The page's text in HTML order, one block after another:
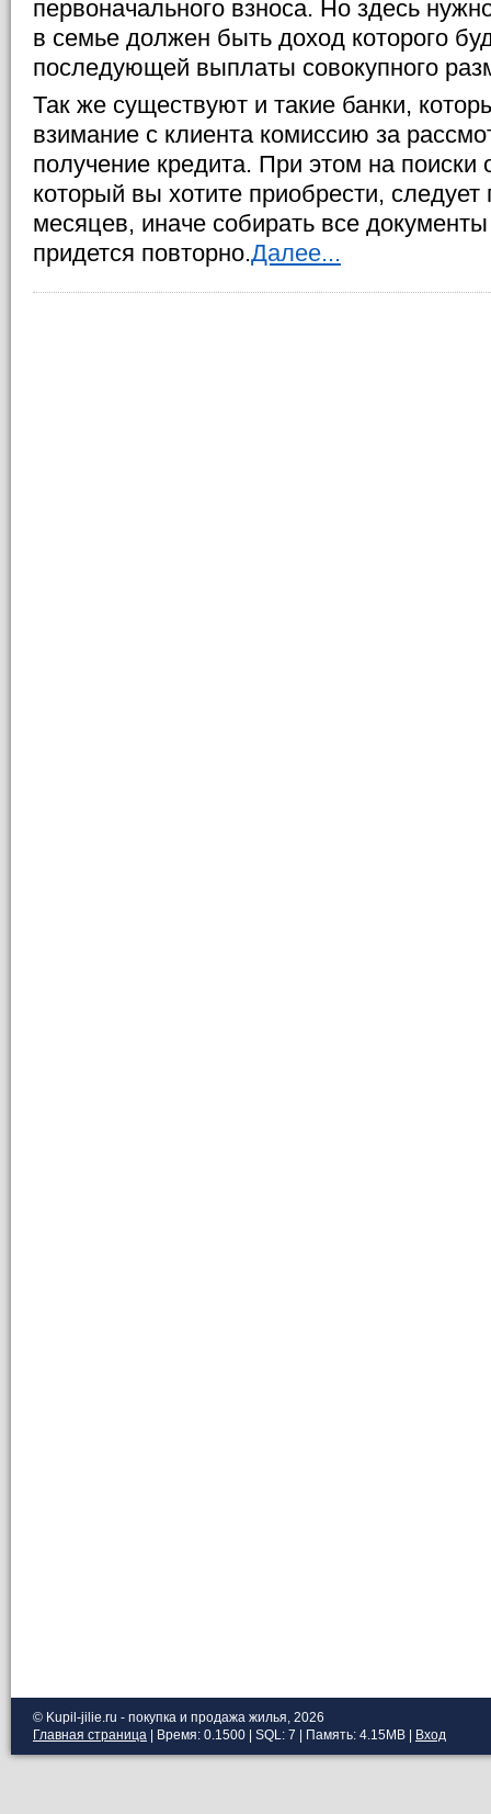
первоначального взноса. Но здесь
в семье должен быть доход которого
последующей выплаты совокупного
Так же существуют и такие банки,
взимание с клиента комиссию за
получение кредита. При этом на поиски
который вы хотите приобрести, следует
месяцев, иначе собирать все
придется повторно.Далее...
© Kupil-jilie.ru - покупка и продажа жилья, 2026
Главная страница | Время: 0.1500 | SQL: 7 | Память: 4.15MB Вход